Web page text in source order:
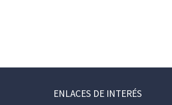
ENLACES DE INTERÉS